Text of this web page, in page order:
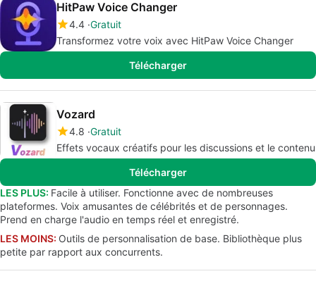
HitPaw Voice Changer
4.4 Gratuit
Transformez votre voix avec HitPaw Voice Changer
Télécharger
Vozard
4.8 Gratuit
Effets vocaux créatifs pour les discussions et le contenu
Télécharger
LES PLUS: Facile à utiliser. Fonctionne avec de nombreuses
plateformes. Voix amusantes de célébrités et de personnages.
Prend en charge l'audio en temps réel et enregistré.
LES MOINS: Outils de personnalisation de base. Bibliothèque plus
petite par rapport aux concurrents.